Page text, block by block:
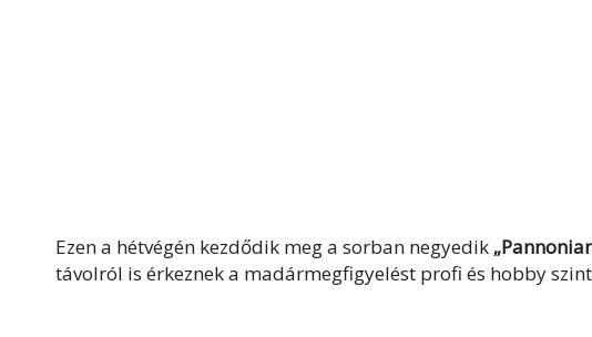
Ezen a hétvégén kezdődik meg a sorban negyedik
távolról is érkeznek a madármegfigyelést profi és hobby